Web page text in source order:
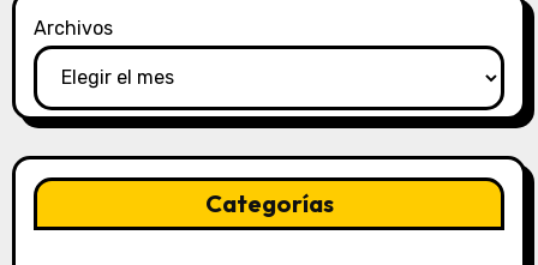
Archivos
Categorías